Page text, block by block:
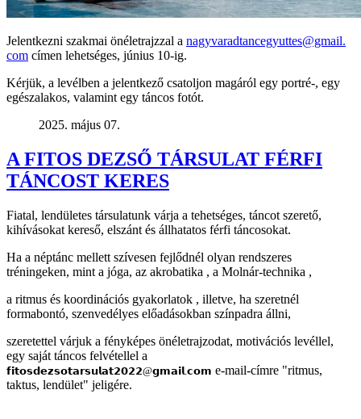
Jelentkezni szakmai önéletrajzzal a nagyvaradtancegyuttes@gmail.
com címen lehetséges, június 10-ig.
Kérjük, a levélben a jelentkező csatoljon magáról egy portré-, egy
egészalakos, valamint egy táncos fotót.
2025. május 07.
A FITOS DEZSŐ TÁRSULAT FÉRFI
TÁNCOST KERES
Fiatal, lendületes társulatunk várja a tehetséges, táncot szerető,
kihívásokat kereső, elszánt és állhatatos férfi táncosokat.
Ha a néptánc mellett szívesen fejlődnél olyan rendszeres
tréningeken, mint a jóga, az akrobatika , a Molnár-technika ,
a ritmus és koordinációs gyakorlatok , illetve, ha szeretnél
formabontó, szenvedélyes előadásokban színpadra állni,
szeretettel várjuk a fényképes önéletrajzodat, motivációs levéllel,
egy saját táncos felvétellel a
𝗳𝗶𝘁𝗼𝘀𝗱𝗲𝘇𝘀𝗼𝘁𝗮𝗿𝘀𝘂𝗹𝗮𝘁𝟮𝟬𝟮𝟮@𝗴𝗺𝗮𝗶𝗹.𝗰𝗼𝗺 e-mail-címre "ritmus,
taktus, lendület" jeligére.